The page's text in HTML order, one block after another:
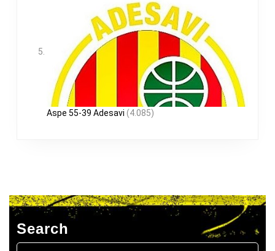
Aspe 55-39 Adesavi (4.085)
Search
Buscar: